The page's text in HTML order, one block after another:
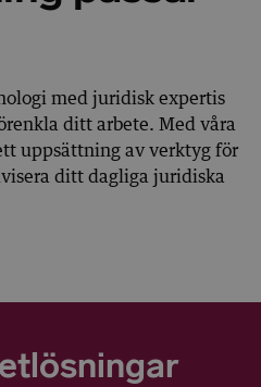
med juridisk expertis
ditt arbete. Med våra
uppsättning av verktyg för
ditt dagliga juridiska